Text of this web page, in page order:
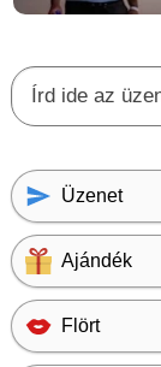
Üzenet
Ajándék
Flört